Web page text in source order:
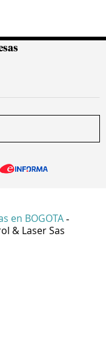
en BOGOTA -
& Laser Sas